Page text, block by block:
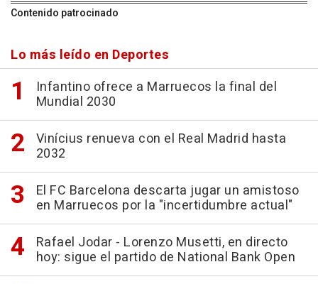
Contenido patrocinado
Lo más leído en Deportes
Infantino ofrece a Marruecos la final del
Mundial 2030
Vinícius renueva con el Real Madrid hasta
2032
El FC Barcelona descarta jugar un amistoso
en Marruecos por la "incertidumbre actual"
Rafael Jodar - Lorenzo Musetti, en directo
hoy: sigue el partido de National Bank Open